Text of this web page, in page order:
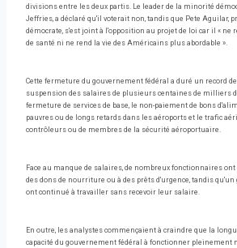
divisions entre les deux partis. Le leader de la minorité
Jeffries, a déclaré qu'il voterait non, tandis que Pete Aguilar,
démocrate, s'est joint à l'opposition au projet de loi car il « ne
de santé ni ne rend la vie des Américains plus abordable ».
Cette fermeture du gouvernement fédéral a duré un record
suspension des salaires de plusieurs centaines de milliers
fermeture de services de base, le non-paiement de bons
pauvres ou de longs retards dans les aéroports et le trafic
contrôleurs ou de membres de la sécurité aéroportuaire.
Face au manque de salaires, de nombreux fonctionnaires
des dons de nourriture ou à des prêts d'urgence, tandis
ont continué à travailler sans recevoir leur salaire.
En outre, les analystes commençaient à craindre que la
capacité du gouvernement fédéral à fonctionner pleinement